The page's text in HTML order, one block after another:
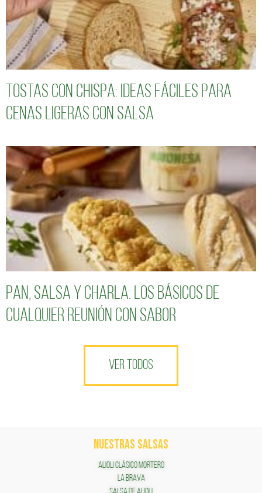
Tostas con chispa: ideas fáciles para
cenas ligeras con salsa
Pan, salsa y charla: los básicos de
cualquier reunión con sabor
VER TODOS
NUESTRAS SALSAS
ALIOLI CLÁSICO MORTERO
LA BRAVA